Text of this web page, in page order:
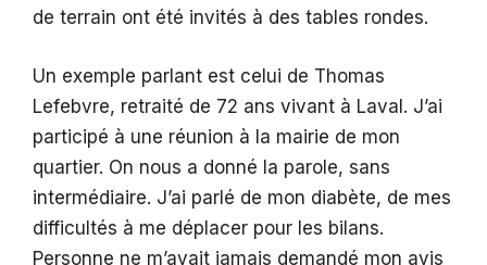
de terrain ont été invités à des tables rondes.
Un exemple parlant est celui de Thomas
Lefebvre, retraité de 72 ans vivant à Laval. J’ai
participé à une réunion à la mairie de mon
quartier. On nous a donné la parole, sans
intermédiaire. J’ai parlé de mon diabète, de mes
difficultés à me déplacer pour les bilans.
Personne ne m’avait jamais demandé mon avis